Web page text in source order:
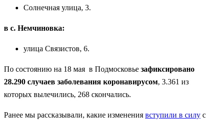
Солнечная улица, 3.
в с. Немчиновка:
улица Связистов, 6.
По состоянию на 18 мая в Подмосковье зафиксировано
28.290 случаев заболевания коронавирусом, 3.361 из
которых вылечились, 268 скончались.
Ранее мы рассказывали, какие изменения вступили в силу с